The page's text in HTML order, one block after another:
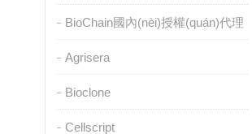
BioChain國內(nèi)授權(quán)代理
Agrisera
Bioclone
Cellscript